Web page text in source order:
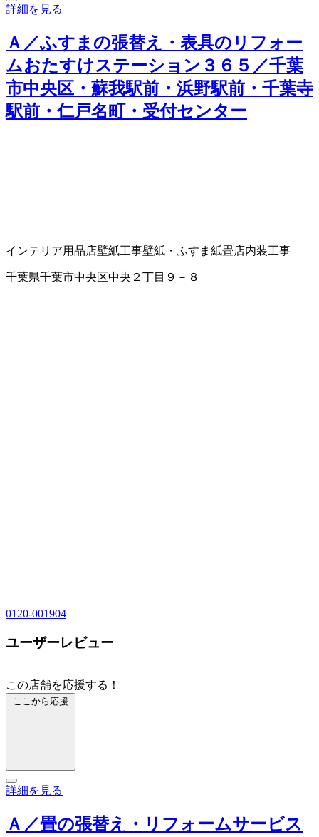
詳細を見る
Ａ／ふすまの張替え・表具のリフォー
ムおたすけステーション３６５／千葉
市中央区・蘇我駅前・浜野駅前・千葉寺
駅前・仁戸名町・受付センター
インテリア用品店壁紙工事壁紙・ふすま紙畳店内装工事
千葉県千葉市中央区中央２丁目９－８
0120-001904
ユーザーレビュー
この店舗を応援する！
ここから応援
詳細を見る
Ａ／畳の張替え・リフォームサービス